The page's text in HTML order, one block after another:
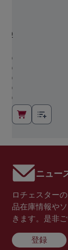
)
)
)
)
)
ニュー
ロチェスター
品在庫情報や
きます。是非
登録